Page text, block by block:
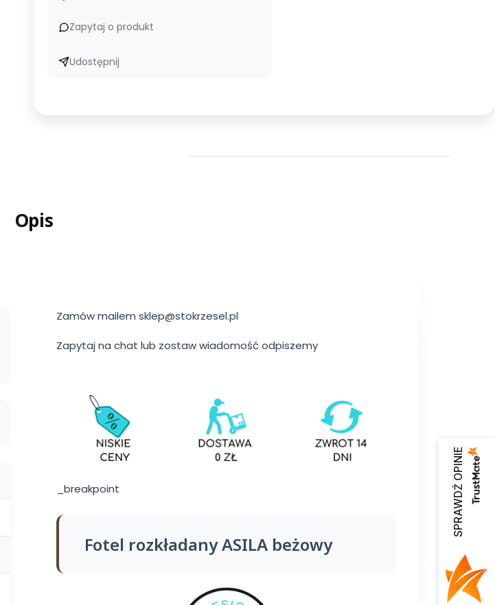
Zapytaj o produkt
Udostępnij
Opis
Zamów mailem sklep@stokrzesel.pl
Zapytaj na chat lub zostaw wiadomość odpiszemy
_breakpoint
Fotel rozkładany ASILA beżowy
SPRAWDŹ OPINIE